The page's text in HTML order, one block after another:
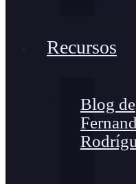
Recursos
Blog de